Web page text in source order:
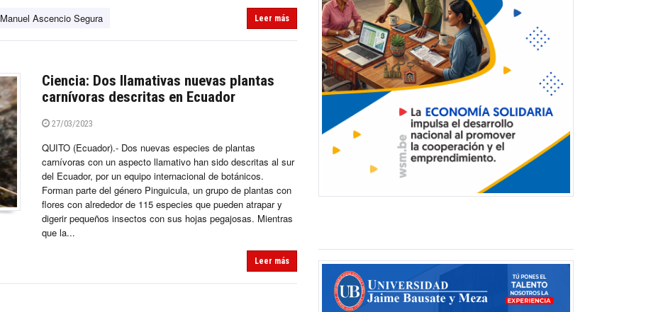
Manuel Ascencio Segura Leer más
Ciencia: Dos llamativas nuevas plantas
carnívoras descritas en Ecuador
27/03/2023
QUITO (Ecuador).- Dos nuevas especies de plantas
carnívoras con un aspecto llamativo han sido descritas al sur
del Ecuador, por un equipo internacional de botánicos.
Forman parte del género Pinguicula, un grupo de plantas con
flores con alrededor de 115 especies que pueden atrapar y
digerir pequeños insectos con sus hojas pegajosas. Mientras
que la...
Leer más